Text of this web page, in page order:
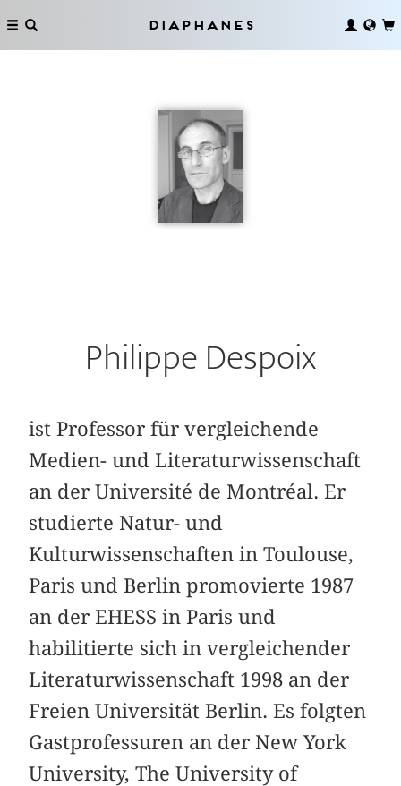
Diaphanes
Philippe Despoix
ist Professor für vergleichende
Medien- und Literaturwissenschaft
an der Université de Montréal. Er
studierte Natur- und
Kulturwissenschaften in Toulouse,
Paris und Berlin promovierte 1987
an der EHESS in Paris und
habilitierte sich in vergleichender
Literaturwissenschaft 1998 an der
Freien Universität Berlin. Es folgten
Gastprofessuren an der New York
University, The University of